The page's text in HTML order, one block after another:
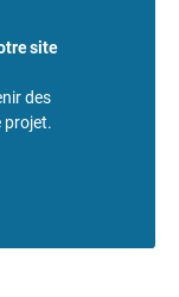
site
des
projet.